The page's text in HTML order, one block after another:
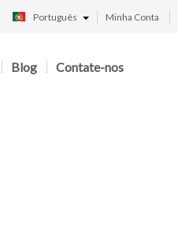
Minha Conta
Português
Blog Contate-nos